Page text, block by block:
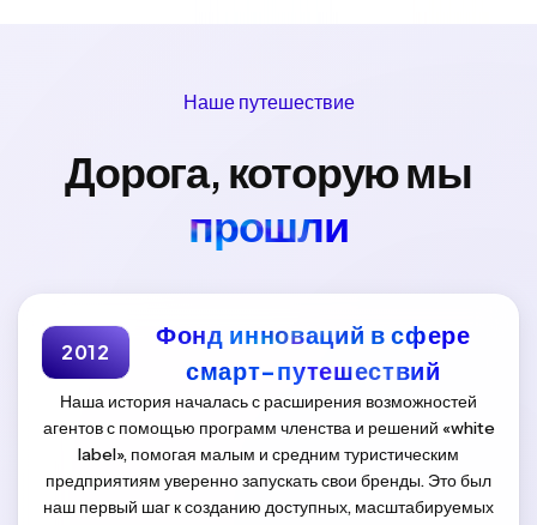
Наше путешествие
Дорога, которую мы
прошли
2012
Фонд инноваций в сфере
смарт-путешествий
Наша история началась с расширения возможностей
агентов с помощью программ членства и решений «white
label», помогая малым и средним туристическим
предприятиям уверенно запускать свои бренды. Это был
наш первый шаг к созданию доступных, масштабируемых